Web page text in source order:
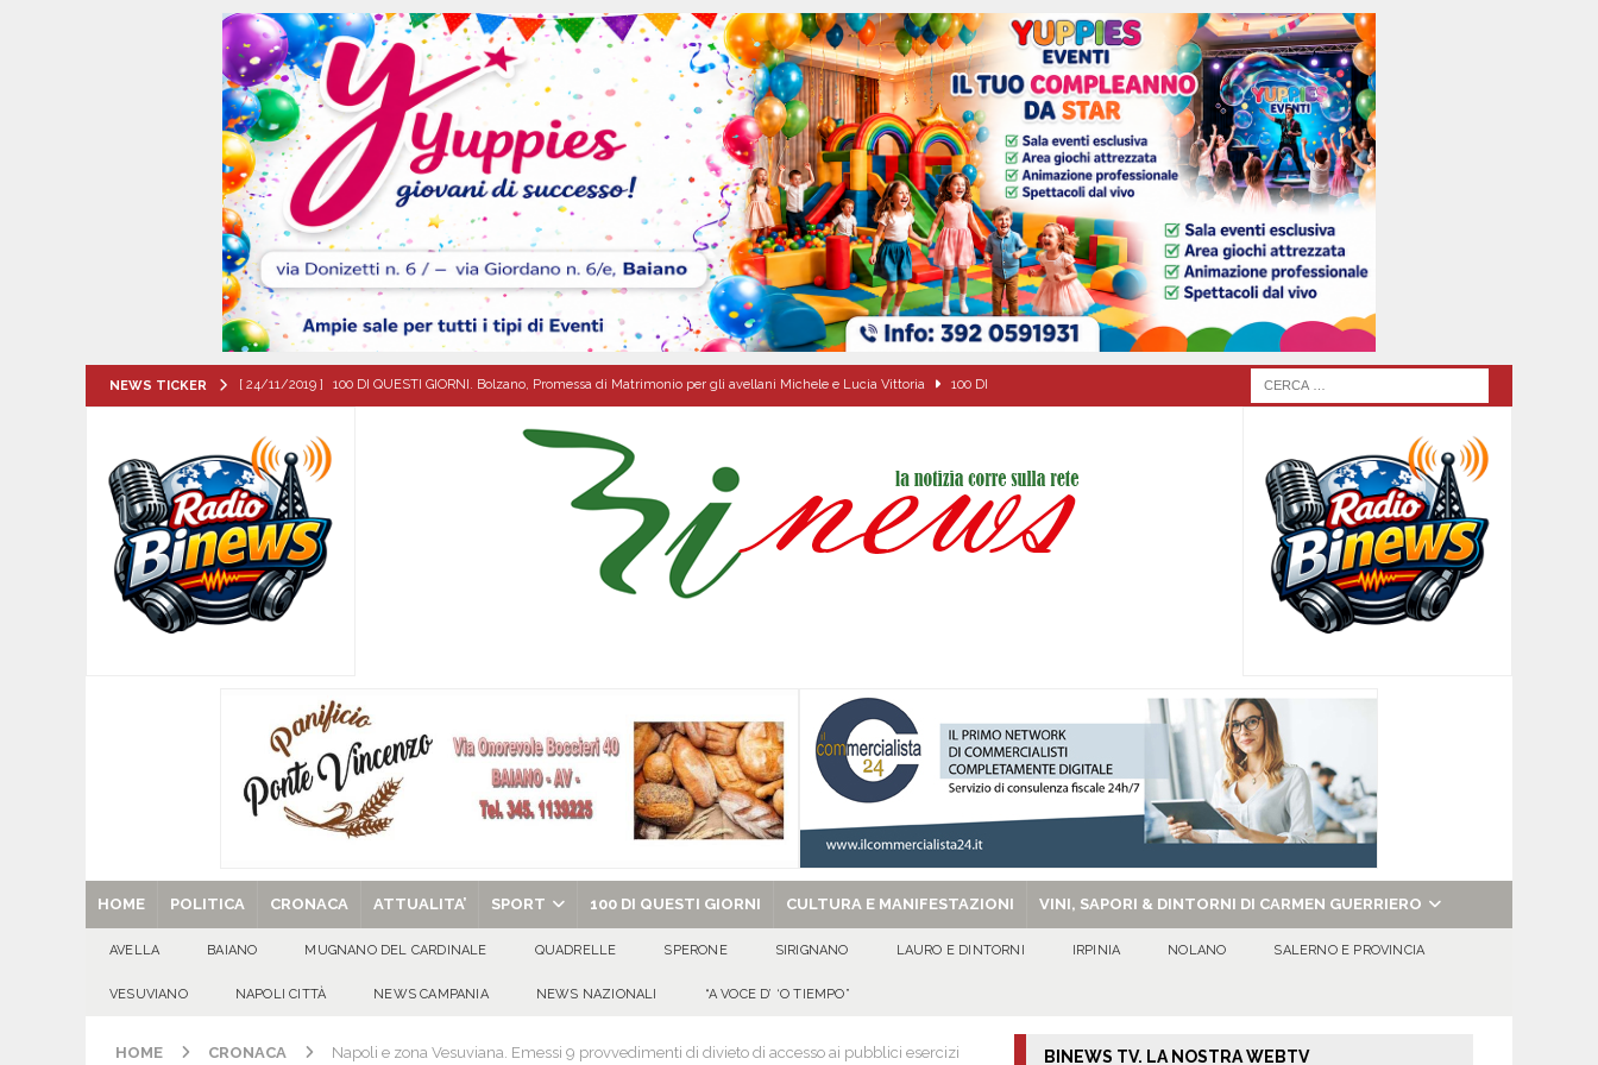
NEWS TICKER [ 24/11/2019 ] 100 DI QUESTI GIORNI. Bolzano, Promessa di Matrimonio per gli avellani Michele e Lucia Vittoria 100 DI
[ 05/08/2026 ] Taurano, il Centro Estivo Comunale si chiude con una serata di emozioni e il primo campeggio nel Convento di
San Giovanni del Palco
[ 05/08/2026 ] Baiano, rieccoti! Il ripescaggio riporta i granata in Promozione ATTUALITA'
[ 05/08/2026 ] Domicella in festa: Zahida Muhammad presta giuramento nella Polizia di Stato
[ 05/08/2026 ]
[ 05/08/2026 ] Usura ed estorsioni aggravate dal metodo mafioso: due persone in carcere dopo l’inchiesta della DDA di Napoli
CRONACA
[ 29/08/2025 ] SANT’Oggi. Venerdì 29 agosto la chiesa celebra il Martirio di san Giovanni Battista e santa Sabina EVIDENZA
HOME POLITICA CRONACA ATTUALITA’ SPORT 100 DI QUESTI GIORNI CULTURA E MANIFESTAZIONI VINI, SAPORI & DINTORNI DI CARMEN GUERRIERO
AVELLA BAIANO MUGNANO DEL CARDINALE QUADRELLE SPERONE SIRIGNANO LAURO E DINTORNI IRPINIA NOLANO SALERNO E PROVINCIA
VESUVIANO NAPOLI CITTÀ NEWS CAMPANIA NEWS NAZIONALI “A VOCE D’ ‘O TIEMPO”
HOME CRONACA Napoli e zona Vesuviana. Emessi 9 provvedimenti di divieto di accesso ai pubblici esercizi BINEWS TV. LA NOSTRA WEBTV